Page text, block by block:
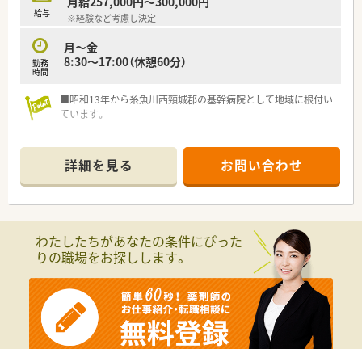
給与 ※経験など考慮し決定
勤務
時間
月～金
8:30～17:00（休憩60分）
■昭和13年から糸魚川西頸城郡の基幹病院として地域に根付い
ています。
詳細を見る お問い合わせ
わたしたちがあなたの条件にぴった
りの職場をお探しします。